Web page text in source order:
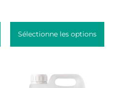
Sélectionne les options